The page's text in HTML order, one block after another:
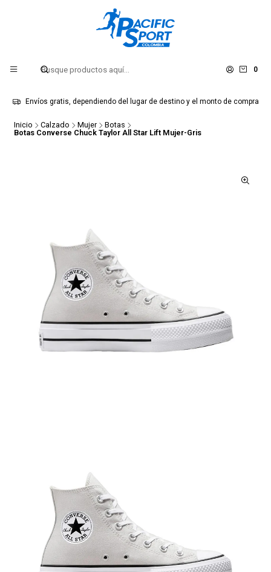
0
Envíos gratis, dependiendo del lugar de destino y el monto de compra
Inicio Calzado Mujer
Botas
Botas Converse Chuck Taylor All Star Lift Mujer-Gris